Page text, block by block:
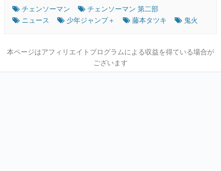
チェンソーマン
チェンソーマン 第二部
ニュース
少年ジャンプ＋ 藤本タツキ 鬼火
本ページはアフィリエイトプログラムによる収益を得ている場合が
ございます